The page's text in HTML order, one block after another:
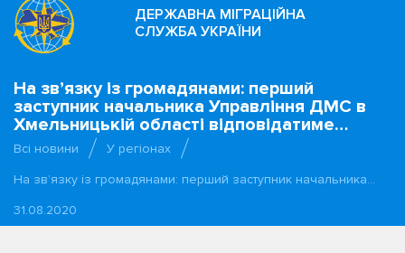
ДЕРЖАВНА МІГРАЦІЙНА
СЛУЖБА УКРАЇНИ
На зв’язку із громадянами: перший
заступник начальника Управління ДМС в
Хмельницькій області відповідатиме…
Всі новини
У регіонах
На зв’язку із громадянами: перший заступник начальника…
31.08.2020